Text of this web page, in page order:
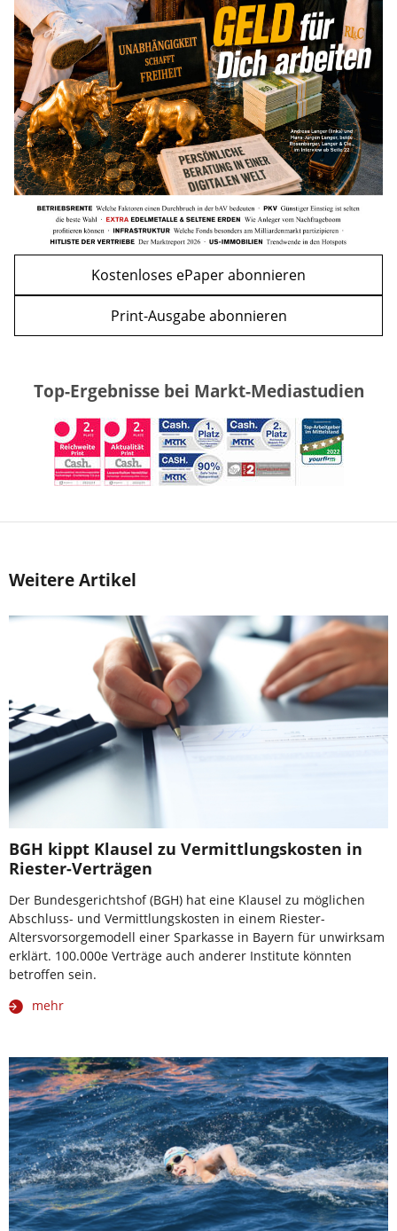
WEITERE ARTIKEL
zurückweiter
Nachzahlung ist pro Kind möglich
mehr
Kostenloses ePaper abonnieren
Print-Ausgabe abonnieren
Top-Ergebnisse bei Markt-Mediastudien
Weitere Artikel
BGH kippt Klausel zu Vermittlungskosten in
Riester-Verträgen
Der Bundesgerichtshof (BGH) hat eine Klausel zu möglichen
Abschluss- und Vermittlungskosten in einem Riester-
Altersvorsorgemodell einer Sparkasse in Bayern für unwirksam
erklärt. 100.000e Verträge auch anderer Institute könnten
betroffen sein.
mehr